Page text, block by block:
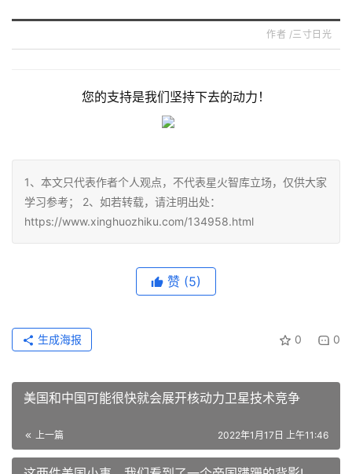
作者 /三寸日光
您的支持是我们坚持下去的动力！
1、本文只代表作者个人观点，不代表星火智库立场，仅供大家
学习参考； 2、如若转载，请注明出处：
https://www.xinghuozhiku.com/134958.html
赞 (5)
0 0
生成海报
美国和中国可能很快就会展开核动力卫星技术竞争
上一篇 2022年1月17日 上午11:46